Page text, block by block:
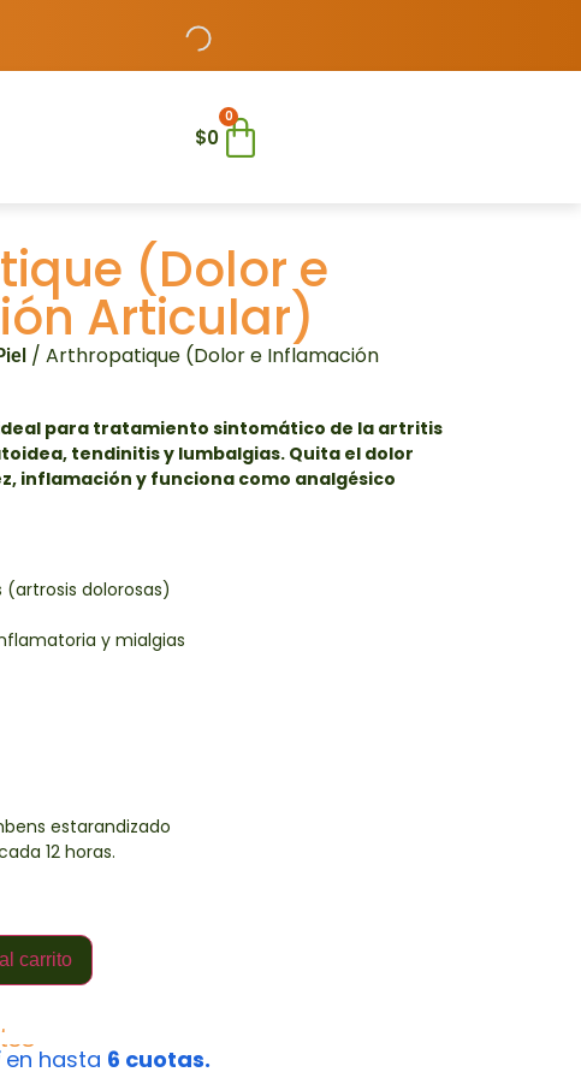
$0
0
(Dolor e
Articular)
/ Arthropatique (Dolor e Inflamación
ideal para tratamiento sintomático de la artritis
tendinitis y lumbalgias. Quita el dolor
inflamación y funciona como analgésico
dolorosas)
y mialgias
estarandizado
12 horas.
carrito
en hasta 6 cuotas.